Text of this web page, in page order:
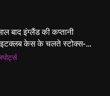
में ‘जीरो ऑफिस डे’ अभियान
आयुक्त ने ग्रामीणों से जॉब
की अपील, कल भी आयोजन
बाद इंग्लैंड की कप्तानी
केस के चलते स्टोक्स-
दूसरे टेस्ट से बाहर; आर्चर की
‎स्पोर्ट्स